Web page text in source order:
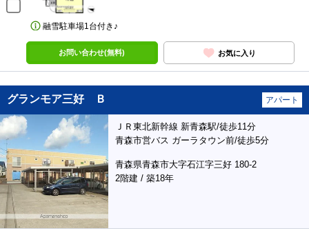
融雪駐車場1台付き♪
お問い合わせ(無料) お気に入り
グランモア三好 Ｂ アパート
ＪＲ東北新幹線 新青森駅/徒歩11分
青森市営バス ガーラタウン前/徒歩5分
青森県青森市大字石江字三好 180-2
2階建 / 築18年